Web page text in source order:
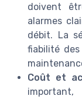
doivent
alarmes
débit. La
fiabilité
Coût et